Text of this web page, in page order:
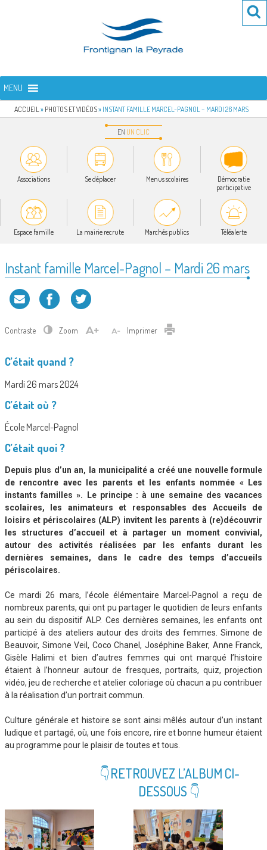
FRONTIGNAN LA PEYRADE
MENU
ACCUEIL » PHOTOS ET VIDÉOS» INSTANT FAMILLE MARCEL-PAGNOL – MARDI 26 MARS
EN UN CLIC
Associations Se déplacer Menus scolaires
Démocratie
participative
Espace famille La mairie recrute Marchés publics Téléalerte
Instant famille Marcel-Pagnol – Mardi 26 mars
Contraste Zoom Imprimer
C’était quand ?
Mardi 26 mars 2024
C’était où ?
École Marcel-Pagnol
C’était quoi ?
Depuis plus d’un an, la municipalité a créé une nouvelle formule
de rencontre avec les parents et les enfants nommée « Les
instants familles ». Le principe : à une semaine des vacances
scolaires, les animateurs et responsables des Accueils de
loisirs et périscolaires (ALP) invitent les parents à (re)découvrir
les structures d’accueil et à partager un moment convivial,
autour des activités réalisées par les enfants durant les
dernières semaines, dans le cadre des temps d’accueils
périscolaires.
Ce mardi 26 mars, l’école élémentaire Marcel-Pagnol a reçu de
nombreux parents, qui ont pu partager le quotidien de leurs enfants
au sein du dispositif ALP. Ces dernières semaines, les enfants ont
participé à des ateliers autour des droits des femmes. Simone de
Beauvoir, Simone Veil, Coco Chanel, Joséphine Baker, Anne Franck,
Gisèle Halimi et bien d’autres femmes qui ont marqué l’histoire
étaient à l’honneur autour de fresques, portraits, quiz, projection
vidéo, jeu de recherche et atelier coloriage où chacun a pu contribuer
à la réalisation d’un portrait commun.
Culture générale et histoire se sont ainsi mêlés autour d’un instant
ludique et partagé, où, une fois encore, rire et bonne humeur étaient
au programme pour le plaisir de toutes et tous.
👇RETROUVEZ L’ALBUM CI-
DESSOUS 👇